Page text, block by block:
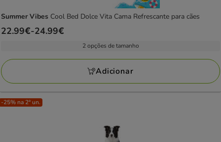
Summer Vibes Cool Bed Dolce Vita Cama Refrescante para cães
Preço
a
24.99€
22.99€-24.99€
2 opções de tamanho
Adicionar
-25% na 2ª un.